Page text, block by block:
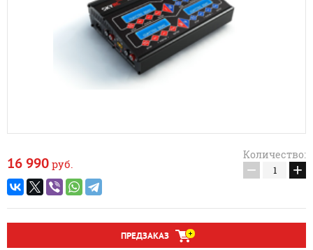
16 990 руб.
Количество:
− +
ПРЕДЗАКАЗ